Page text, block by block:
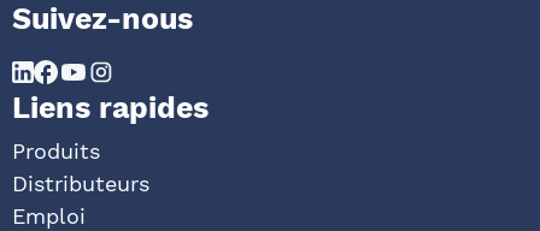
Suivez-nous
Liens rapides
Produits
Distributeurs
Emploi